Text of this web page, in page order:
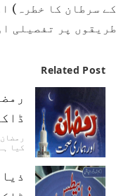
کے سرطان کا خطرہ)
طریقوں پر تفصیلی
Related Post
کیا